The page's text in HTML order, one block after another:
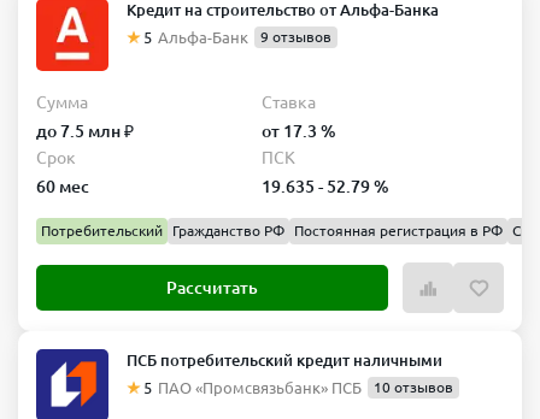
Сервисные пакеты и бонусы.Пакеты «Управляй Легко» и
«Выгодно» снижают процентную ставку, позволяют
пропускать платежи и возвращать уплаченные проценты.
Заявка на кредит в Синара банк
Кредит на строительство от Альфа-Банка
5 Альфа-Банк 9 отзывов
Сумма
до 7.5 млн ₽
Ставка
от 17.3 %
Срок
60 мес
ПСК
19.635 - 52.79 %
Потребительский Гражданство РФ Постоянная регистрация в РФ
Рассчитать
ПСБ потребительский кредит наличными
5 ПАО «Промсвязьбанк» ПСБ 10 отзывов